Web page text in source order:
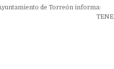
de Torreón informa: